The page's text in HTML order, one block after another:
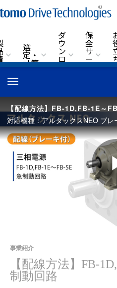
選
定・
計算
ダ
ウ
ン
ロ
ー
保
全
サ
ー
ビ
ナビゲーションをトグルす
【配線方法】FB-1D,FB-1E～
事業紹介
【配線方法】FB-
制動回路